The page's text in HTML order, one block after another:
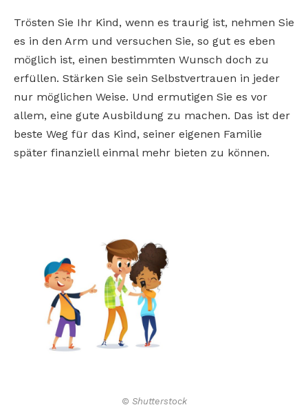
Trösten Sie Ihr Kind, wenn es traurig ist, nehmen Sie
es in den Arm und versuchen Sie, so gut es eben
möglich ist, einen bestimmten Wunsch doch zu
erfüllen. Stärken Sie sein Selbstvertrauen in jeder
nur möglichen Weise. Und ermutigen Sie es vor
allem, eine gute Ausbildung zu machen. Das ist der
beste Weg für das Kind, seiner eigenen Familie
später finanziell einmal mehr bieten zu können.
© Shutterstock